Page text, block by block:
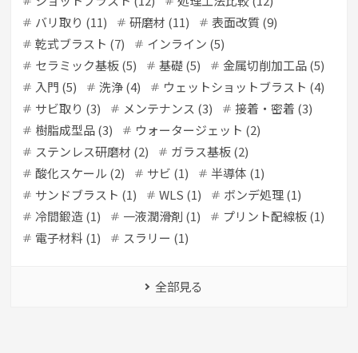
バリ取り (11)
研磨材 (11)
表面改質 (9)
乾式ブラスト (7)
インライン (5)
セラミック基板 (5)
基礎 (5)
金属切削加工品 (5)
入門 (5)
洗浄 (4)
ウェットショットブラスト (4)
サビ取り (3)
メンテナンス (3)
接着・密着 (3)
樹脂成型品 (3)
ウォータージェット (2)
ステンレス研磨材 (2)
ガラス基板 (2)
酸化スケール (2)
サビ (1)
半導体 (1)
サンドブラスト (1)
WLS (1)
ボンデ処理 (1)
冷間鍛造 (1)
一液潤滑剤 (1)
プリント配線板 (1)
電子材料 (1)
スラリー (1)
全部見る